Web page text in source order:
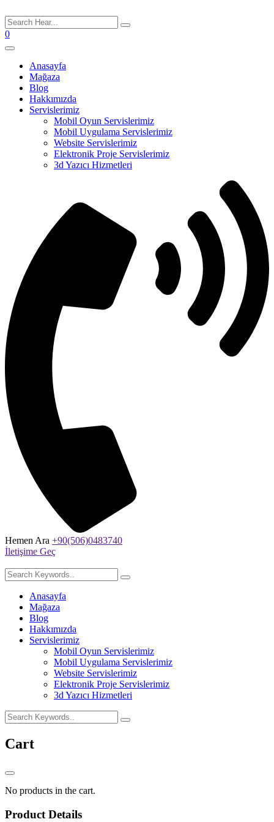
0
Anasayfa
Mağaza
Blog
Hakkımızda
Servislerimiz
Mobil Oyun Servislerimiz
Mobil Uygulama Servislerimiz
Website Servislerimiz
Elektronik Proje Servislerimiz
3d Yazıcı Hizmetleri
Hemen Ara +90(506)0483740
İletişime Geç
Anasayfa
Mağaza
Blog
Hakkımızda
Servislerimiz
Mobil Oyun Servislerimiz
Mobil Uygulama Servislerimiz
Website Servislerimiz
Elektronik Proje Servislerimiz
3d Yazıcı Hizmetleri
Cart
No products in the cart.
Product Details